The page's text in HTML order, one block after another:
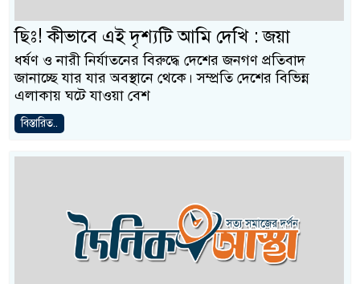
ছিঃ! কীভাবে এই দৃশ্যটি আমি দেখি : জয়া
ধর্ষণ ও নারী নির্যাতনের বিরুদ্ধে দেশের জনগণ প্রতিবাদ
জানাচ্ছে যার যার অবস্থানে থেকে। সম্প্রতি দেশের বিভিন্ন
এলাকায় ঘটে যাওয়া বেশ
বিস্তারিত..